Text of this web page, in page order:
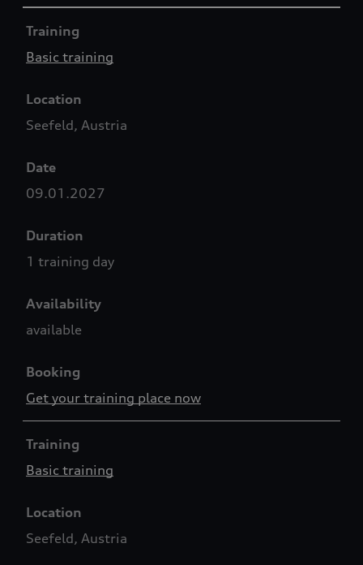
Training
Basic training
Location
Seefeld, Austria
Date
09.01.2027
Duration
1 training day
Availability
available
Booking
Get your training place now
Training
Basic training
Location
Seefeld, Austria